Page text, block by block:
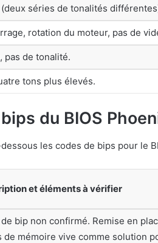
(deux séries de tonalités
rotation du moteur, pas de
pas de tonalité.
tons plus élevés.
du BIOS
les codes de bips pour le
et éléments à vérifier
bip non confirmé. Remise en
de mémoire vive comme solution